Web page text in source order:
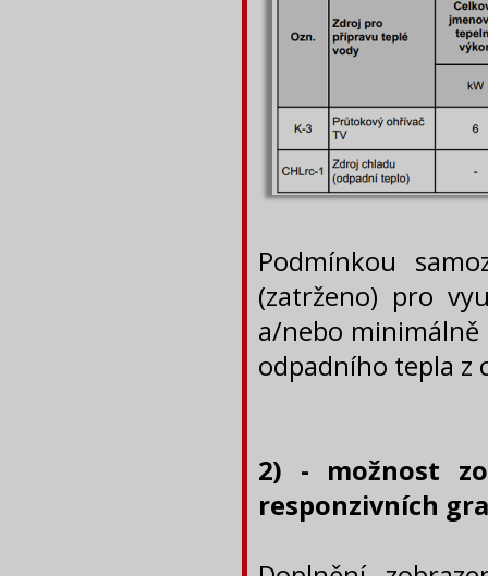
Podmínkou
(zatrženo) pro
a/nebo minimálně
odpadního tepla z
2) - možnost
responzivních